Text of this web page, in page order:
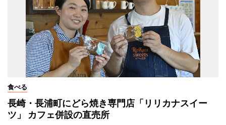
食べる
長崎・長浦町にどら焼き専門店「リリカナスイー
ツ」 カフェ併設の直売所